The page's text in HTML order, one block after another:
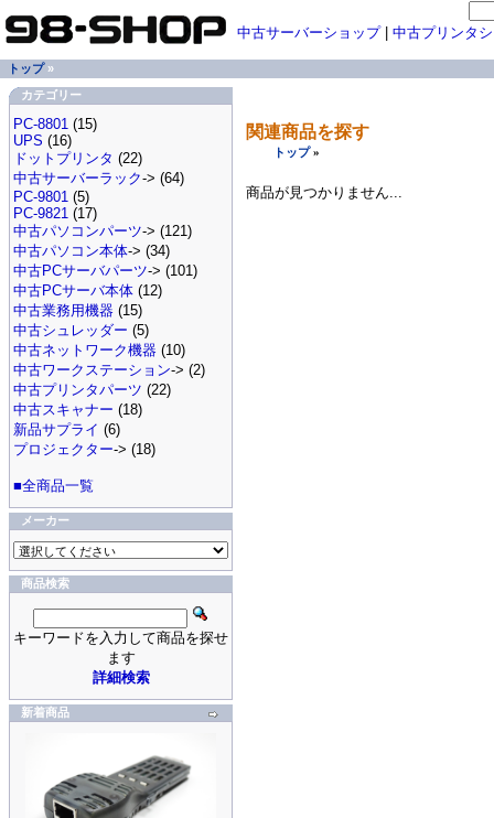
関連商品を探す
トップ»
商品が見つかりません...
中古サーバーショップ| 中古プリンタ
トップ»
カテゴリー
PC-8801 (15)
UPS (16)
ドットプリンタ (22)
中古サーバーラック-> (64)
PC-9801 (5)
PC-9821 (17)
中古パソコンパーツ-> (121)
中古パソコン本体-> (34)
中古PCサーバパーツ-> (101)
中古PCサーバ本体 (12)
中古業務用機器 (15)
中古シュレッダー (5)
中古ネットワーク機器 (10)
中古ワークステーション-> (2)
中古プリンタパーツ (22)
中古スキャナー (18)
新品サプライ (6)
プロジェクター-> (18)
■全商品一覧
メーカー
商品検索
キーワードを入力して商品を探せ
ます
詳細検索
新着商品